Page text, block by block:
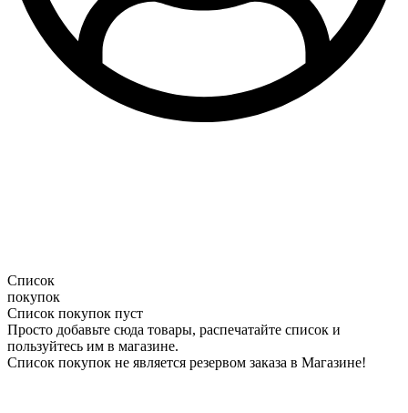
Список
покупок
Список покупок пуст
Просто добавьте сюда товары, распечатайте список и
пользуйтесь им в магазине.
Список покупок не является резервом заказа в Магазине!